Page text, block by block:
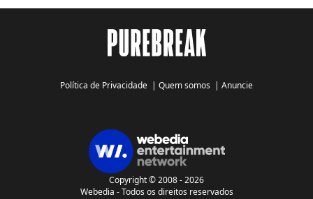
Política de Privacidade | Quem somos | Anuncie
Copyright © 2008 - 2026
Webedia - Todos os direitos reservados